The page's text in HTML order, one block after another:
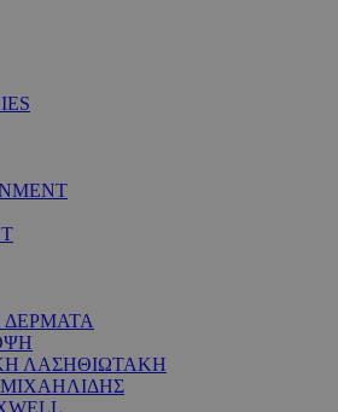
ΔΕΡΜΑΤΑ
ΛΑΣΗΘΙΩΤΑΚΗ